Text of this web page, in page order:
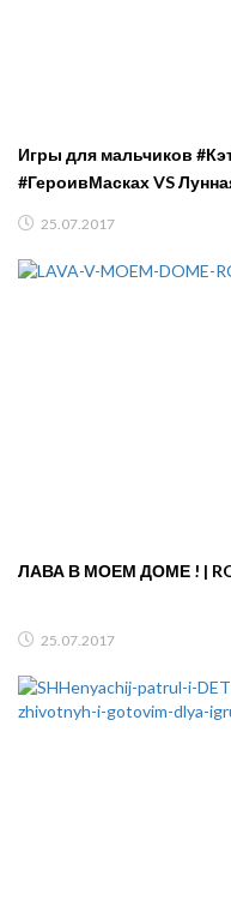
Игры для мальчиков
#ГероивМасках VS
25.07.2017
ЛАВА В МОЕМ ДОМЕ ! |
25.07.2017